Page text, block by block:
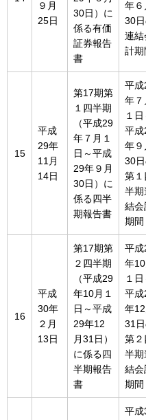
９月
25日
30日）に
係る有価
証券報告
書
年６
30
連結
計期
15
平成
29年
11月
14日
第17期第
１四半期
（平成29
年７月１
日～平成
29年９月
30日）に
係る四半
期報告書
平成
年７
１日
平成
年９
30
第１
半期
結会
期間
16
平成
30年
２月
13日
第17期第
２四半期
（平成29
年10月１
日～平成
29年12
月31日）
に係る四
半期報告
書
平成
年10
１日
平成
年12
31
第２
半期
結会
期間
平成